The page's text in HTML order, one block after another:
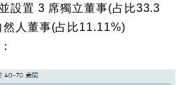
設置 3 席獨立董事(占比33.3
人董事(占比11.11%)